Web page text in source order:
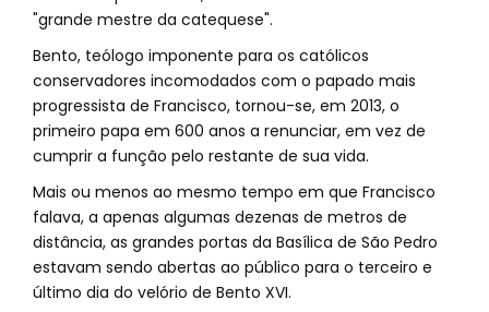
"grande mestre da catequese".
Bento, teólogo imponente para os católicos
conservadores incomodados com o papado mais
progressista de Francisco, tornou-se, em 2013, o
primeiro papa em 600 anos a renunciar, em vez de
cumprir a função pelo restante de sua vida.
Mais ou menos ao mesmo tempo em que Francisco
falava, a apenas algumas dezenas de metros de
distância, as grandes portas da Basílica de São Pedro
estavam sendo abertas ao público para o terceiro e
último dia do velório de Bento XVI.